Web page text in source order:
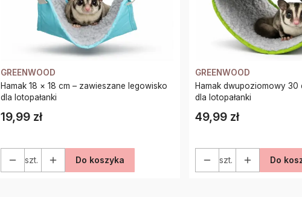
GREENWOOD
Hamak 18 × 18 cm – zawieszane legowisko
dla lotopałanki
Cena
19,99 zł
szt. Do koszyka
GREENWOOD
Hamak dwupoziomowy 30
dla lotopałanki
Cena
49,99 zł
szt. Do